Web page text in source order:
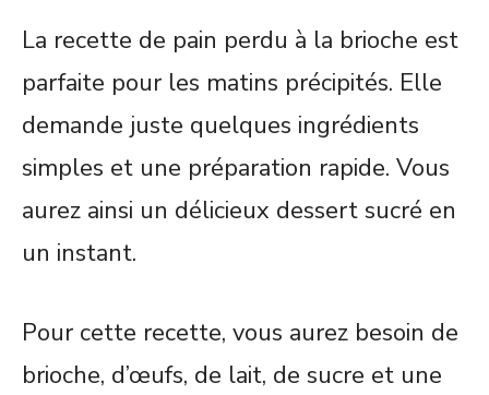
La recette de pain perdu à la brioche est
parfaite pour les matins précipités. Elle
demande juste quelques ingrédients
simples et une préparation rapide. Vous
aurez ainsi un délicieux dessert sucré en
un instant.
Pour cette recette, vous aurez besoin de
brioche, d’œufs, de lait, de sucre et une